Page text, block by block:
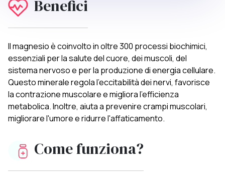
Benefici
Il magnesio è coinvolto in oltre 300 processi biochimici,
essenziali per la salute del cuore, dei muscoli, del
sistema nervoso e per la produzione di energia cellulare.
Questo minerale regola l'eccitabilità dei nervi, favorisce
la contrazione muscolare e migliora l'efficienza
metabolica. Inoltre, aiuta a prevenire crampi muscolari,
migliorare l'umore e ridurre l'affaticamento.
Come funziona?